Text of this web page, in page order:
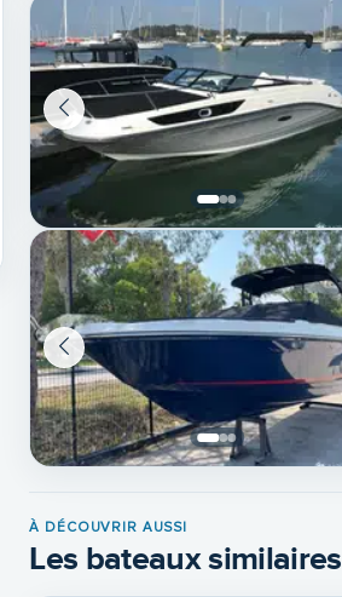
À DÉCOUVRIR AUSSI
Les bateaux similaires